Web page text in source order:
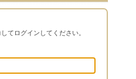
てログインしてください。